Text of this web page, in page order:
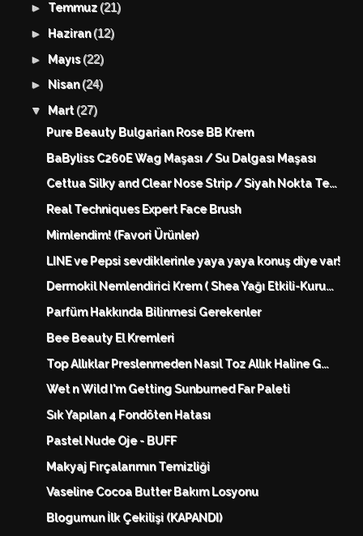
► Temmuz (21)
► Haziran(12)
► Mayıs(22)
► Nisan(24)
▼ Mart(27)
Pure Beauty Bulgarian Rose BB Krem
BaByliss C260E Wag Maşası / Su Dalgası Maşası
Cettua Silky and Clear Nose Strip / Siyah Nokta Te...
Real Techniques Expert Face Brush
Mimlendim! (Favori Ürünler)
LINE ve Pepsi sevdiklerinle yaya yaya konuş diye var!
Dermokil Nemlendirici Krem ( Shea Yağı Etkili-Kuru...
Parfüm Hakkında Bilinmesi Gerekenler
Bee Beauty El Kremleri
Top Allıklar Preslenmeden Nasıl Toz Allık Haline G...
Wet n Wild I'm Getting Sunburned Far Paleti
Sık Yapılan 4 Fondöten Hatası
Pastel Nude Oje - BUFF
Makyaj Fırçalarımın Temizliği
Vaseline Cocoa Butter Bakım Losyonu
Blogumun İlk Çekilişi (KAPANDI)